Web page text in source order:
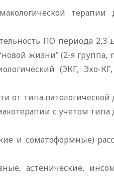
терапии
ПО периода 2,3
жизни” (2-я группа,
(ЭКГ, Эхо-КГ,
от типа
с учетом
и соматоформные)
астенические,